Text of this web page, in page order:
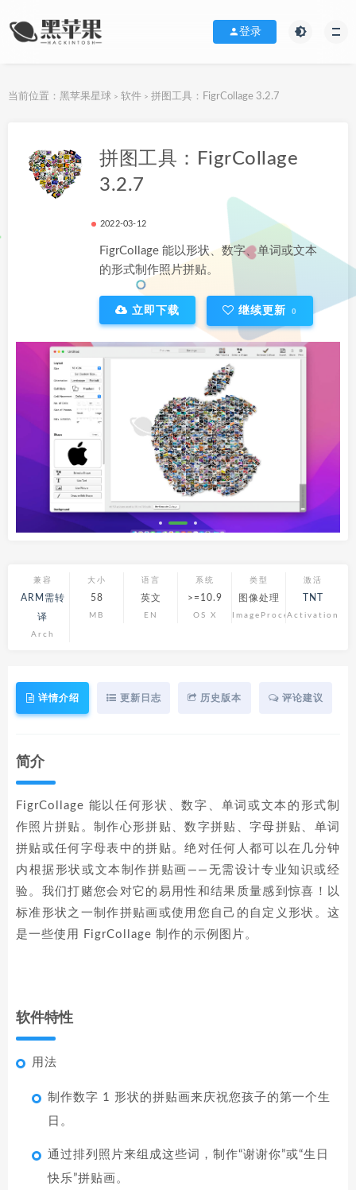
登录
当前位置： 黑苹果星球 > 软件 > 拼图工具：FigrCollage 3.2.7
拼图工具：FigrCollage
3.2.7
2022-03-12
FigrCollage 能以形状、数字、单词或文本
的形式制作照片拼贴。
立即下载 继续更新 0
兼容
ARM需转
译
Arch
大小
58
MB
语言
英文
EN
系统
>=10.9
OS X
类型
图像处理
ImageProcess
激活
TNT
Activation
详情介绍 更新日志 历史版本 评论建议
简介
FigrCollage 能以任何形状、数字、单词或文本的形式制
作照片拼贴。制作心形拼贴、数字拼贴、字母拼贴、单词
拼贴或任何字母表中的拼贴。绝对任何人都可以在几分钟
内根据形状或文本制作拼贴画——无需设计专业知识或经
验。我们打赌您会对它的易用性和结果质量感到惊喜！以
标准形状之一制作拼贴画或使用您自己的自定义形状。这
是一些使用 FigrCollage 制作的示例图片。
软件特性
用法
制作数字 1 形状的拼贴画来庆祝您孩子的第一个生
日。
通过排列照片来组成这些词，制作“谢谢你”或“生日
快乐”拼贴画。